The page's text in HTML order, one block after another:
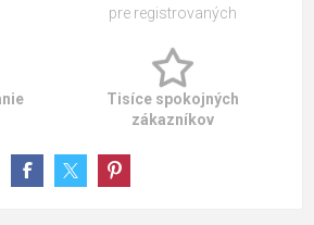
pre registrovaných
Tisíce spokojných
zákazníkov